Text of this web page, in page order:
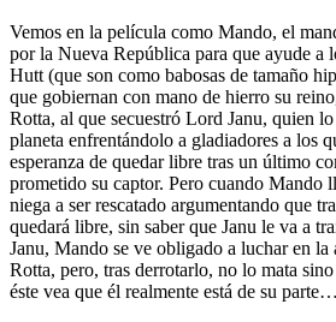
Vemos en la película como Mando, el
por la Nueva República para que ayude a
Hutt (que son como babosas de tamaño
que gobiernan con mano de hierro su
Rotta, al que secuestró Lord Janu, quien
planeta enfrentándolo a gladiadores a los
esperanza de quedar libre tras un último
prometido su captor. Pero cuando Mando
niega a ser rescatado argumentando que
quedará libre, sin saber que Janu le va a
Janu, Mando se ve obligado a luchar en la
Rotta, pero, tras derrotarlo, no lo mata
éste vea que él realmente está de su parte…